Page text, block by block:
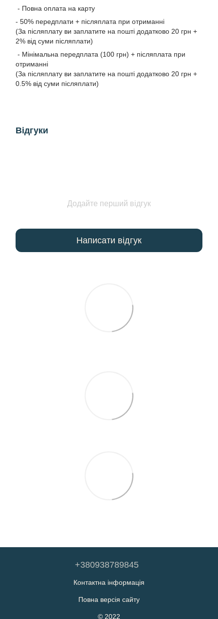
- Повна оплата на карту
- 50% передплати + післяплата при отриманні
(За післяплату ви заплатите на пошті додатково 20 грн +
2% від суми післяплати)
- Мінімальна передплата (100 грн) + післяплата при
отриманні
(За післяплату ви заплатите на пошті додатково 20 грн +
0.5% від суми післяплати)
Відгуки
Додайте перший відгук
Написати відгук
+380938789845
Контактна інформація
Повна версія сайту
© 2022